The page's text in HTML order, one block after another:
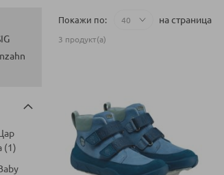
Покажи по на страница
3 продукт(а)
1
артикул